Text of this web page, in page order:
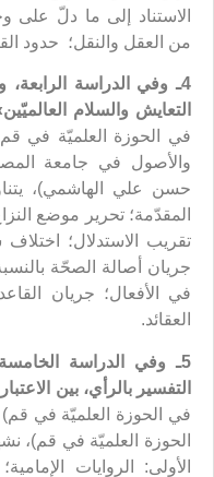
الاستناد إلى ما دلّ على
من العقل والنقل؛ حدود
4ـ وفي الدراسة الرابعة، وهي بعنوان «
التعايش والسلام العالميّين
في الحوزة العلميّة في
والأصول في جامعة
حسن علي الهاشمي)،
المقدّمة؛ تحرير موضع
تقريب الاستدلال؛
جريان أصالة الصحّة
في الأفعال؛ جريان
العقائد.
5ـ وفي الدراسة الخامسة، وهي بعنوان «
التفسير بالرأي، بين
في الحوزة العلميّة في
الحوزة العلميّة في قم)،
الأولى: الروايات